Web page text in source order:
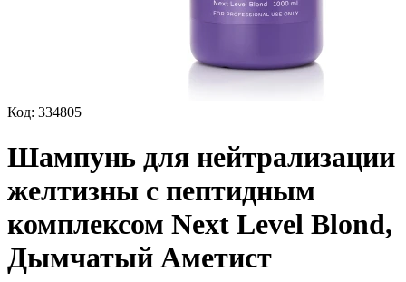
Код: 334805
Шампунь для нейтрализации
желтизны с пептидным
комплексом Next Level Blond,
Дымчатый Аметист